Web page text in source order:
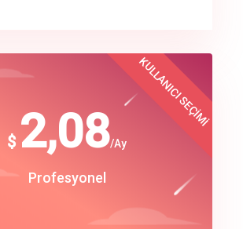
auto cync
energy costs
$ 2,08/Ay
Profesyonel
KULLANICI SEÇİMİ
$
180
Start Up